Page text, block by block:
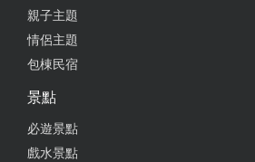
親子主題
情侶主題
包棟民宿
景點
必遊景點
戲水景點